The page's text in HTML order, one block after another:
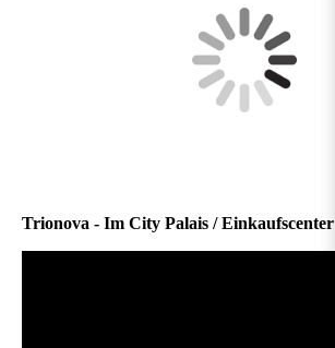
Trionova - Im City Palais / Einkaufscenter